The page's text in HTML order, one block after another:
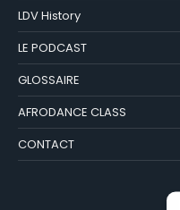
LDV History
LE PODCAST
GLOSSAIRE
AFRODANCE CLASS
CONTACT